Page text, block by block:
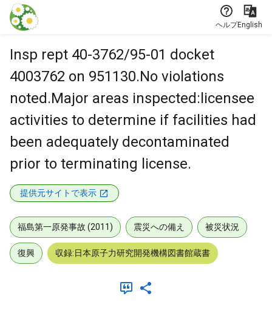
本文に飛ぶ
ヘルプEnglish
Insp rept 40-3762/95-01 docket
4003762 on 951130.No violations
noted.Major areas inspected:licensee
activities to determine if facilities had
been adequately decontaminated
prior to terminating license.
提供元サイトで表示
福島第一原発事故 (2011) 震災への備え 被災状況
復興 収録:日本原子力研究開発機構図書館蔵書